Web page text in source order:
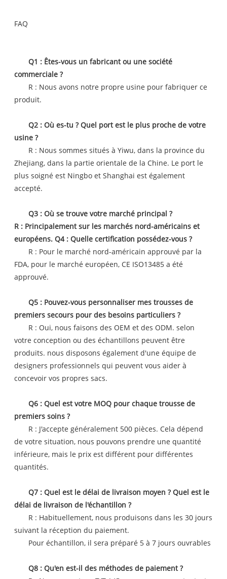
FAQ
Q1 : Êtes-vous un fabricant ou une société
commerciale ?
R : Nous avons notre propre usine pour fabriquer ce
produit.
Q2 : Où es-tu ? Quel port est le plus proche de votre
usine ?
R : Nous sommes situés à Yiwu, dans la province du
Zhejiang, dans la partie orientale de la Chine. Le port le
plus soigné est Ningbo et Shanghai est également
accepté.
Q3 : Où se trouve votre marché principal ?
R : Principalement sur les marchés nord-américains et
européens. Q4 : Quelle certification possédez-vous ?
R : Pour le marché nord-américain approuvé par la
FDA, pour le marché européen, CE ISO13485 a été
approuvé.
Q5 : Pouvez-vous personnaliser mes trousses de
premiers secours pour des besoins particuliers ?
R : Oui, nous faisons des OEM et des ODM. selon
votre conception ou des échantillons peuvent être
produits. nous disposons également d'une équipe de
designers professionnels qui peuvent vous aider à
concevoir vos propres sacs.
Q6 : Quel est votre MOQ pour chaque trousse de
premiers soins ?
R : J'accepte généralement 500 pièces. Cela dépend
de votre situation, nous pouvons prendre une quantité
inférieure, mais le prix est différent pour différentes
quantités.
Q7 : Quel est le délai de livraison moyen ? Quel est le
délai de livraison de l'échantillon ?
R : Habituellement, nous produisons dans les 30 jours
suivant la réception du paiement.
Pour échantillon, il sera préparé 5 à 7 jours ouvrables
Q8 : Qu'en est-il des méthodes de paiement ?